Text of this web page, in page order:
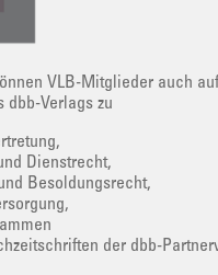
VLB-Mitglieder auch
dbb-Verlags zu
Dienstrecht,
Besoldungsrecht,
der dbb-